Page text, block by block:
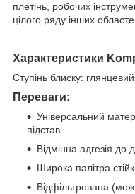
плетінь, робочих
цілого ряду інших
Характеристики
Ступінь блиску:
Переваги:
Універсальний
підстав
Відмінна адгезія до
Широка палітра
Відфільтрована